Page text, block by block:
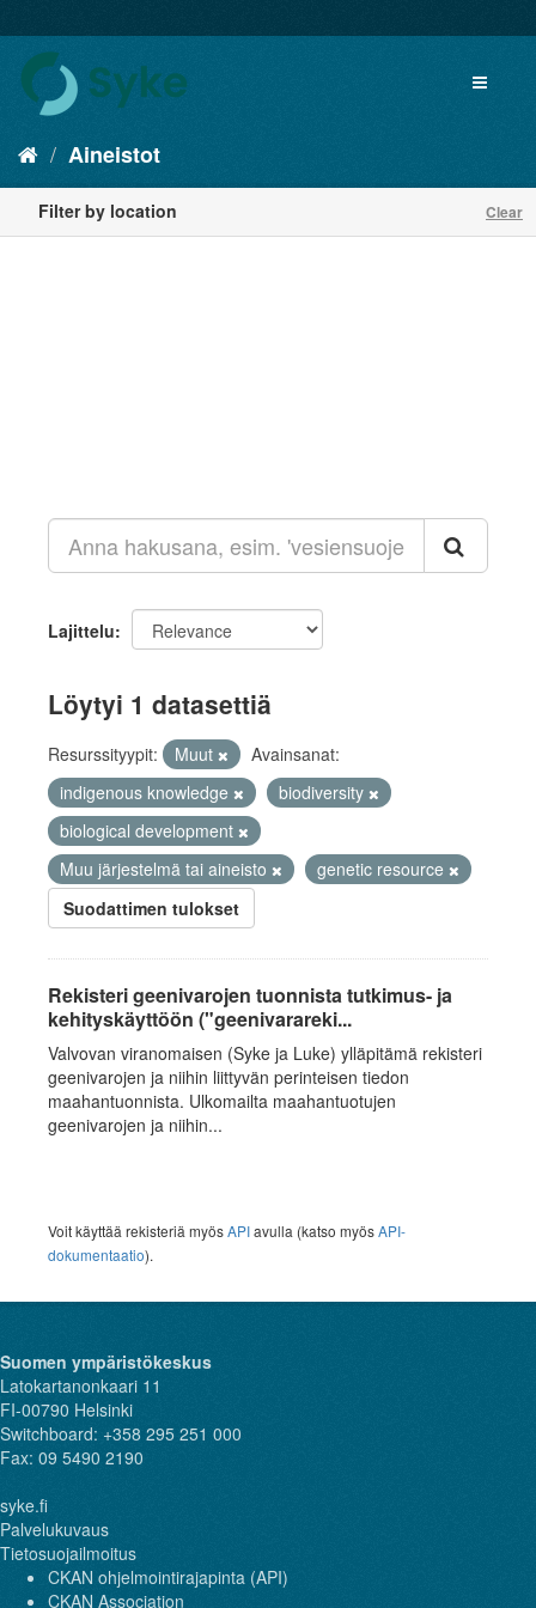
Aineistot
Filter by location Clear
Lajittelu
Löytyi 1 datasettiä
Resurssityypit: Muut
Avainsanat:
indigenous knowledge
biodiversity
biological development
Muu järjestelmä tai aineisto
genetic resource
Suodattimen tulokset
Rekisteri geenivarojen tuonnista tutkimus- ja
kehityskäyttöön ("geenivarareki...
Valvovan viranomaisen (Syke ja Luke) ylläpitämä rekisteri
geenivarojen ja niihin liittyvän perinteisen tiedon
maahantuonnista. Ulkomailta maahantuotujen
geenivarojen ja niihin...
Voit käyttää rekisteriä myösAPIavulla (katso myösAPI-
dokumentaatio).
Suomen ympäristökeskus
Latokartanonkaari 11
FI-00790 Helsinki
Switchboard: +358 295 251 000
Fax: 09 5490 2190
syke.fi
Palvelukuvaus
Tietosuojailmoitus
CKAN ohjelmointirajapinta (API)
CKAN Association